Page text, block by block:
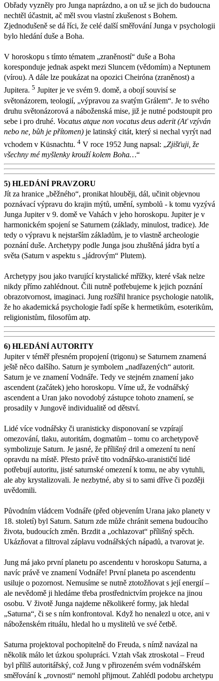
Obřady vyzněly pro Junga naprázdno, a on už se jich do budoucna
nechtěl účastnit, ač měl svou vlastní zkušenost s Bohem.
Zjednodušeně se dá říci, že celé další směřování Junga v psychologii
bylo hledání duše a Boha.
V horoskopu s tímto tématem „zraněností“ duše a Boha
koresponduje jednak aspekt mezi Sluncem (vědomím) a Neptunem
(vírou). A dále lze poukázat na opozici Cheiróna (zraněnost) a
Jupitera. 5 Jupiter je ve svém 9. domě, a obojí souvisí se
světonázorem, teologií, „výpravou za svatým Grálem“. Je to svého
druhu světonázorová a náboženská mise, již je nutné podstoupit pro
sebe i pro druhé. Vocatus atque non vocatus deus aderit (Ať vzýván
nebo ne, bůh je přítomen) je latinský citát, který si nechal vyrýt nad
vchodem v Küsnachtu. 4 V roce 1952 Jung napsal: „Zjišťuji, že
všechny mé myšlenky krouží kolem Boha…“
5) HLEDÁNÍ PRAVZORU
Jít za hranice „běžného“, pronikat hlouběji, dál, učinit objevnou
poznávací výpravu do krajin mýtů, umění, symbolů - k tomu vyzývá
Junga Jupiter v 9. domě ve Vahách v jeho horoskopu. Jupiter je v
harmonickém spojení se Saturnem (základy, minulost, tradice). Jde
tedy o výpravu k nejstarším základům, je to vlastně archeologie
poznání duše. Archetypy podle Junga jsou zhuštěná jádra bytí a
světa (Saturn v aspektu s „jádrovým“ Plutem).
Archetypy jsou jako tvarující krystalické mřížky, které však nelze
nikdy přímo zahlédnout. Čili nutně potřebujeme k jejich poznání
obrazotvornost, imaginaci. Jung rozšířil hranice psychologie natolik,
že ho akademická psychologie řadí spíše k hermetikům, esoterikům,
religionistům, filosofům atp.
6) HLEDÁNÍ AUTORITY
Jupiter v téměř přesném propojení (trigonu) se Saturnem znamená
ještě něco dalšího. Saturn je symbolem „nadřazených“ autorit.
Saturn je ve znamení Vodnáře. Tedy ve stejném znamení jako
ascendent (začátek) jeho horoskopu. Víme už, že vodnářský
ascendent a Uran jako novodobý zástupce tohoto znamení, se
prosadily v Jungově individualitě od dětství.
Lidé více vodnářsky či uranisticky disponovaní se vzpírají
omezování, tlaku, autoritám, dogmatům – tomu co archetypově
symbolizuje Saturn. Je jasné, že přílišný dril a omezení tu není
opravdu na místě. Přesto právě tito vodnářsko-uranističtí lidé
potřebují autoritu, jisté saturnské omezení k tomu, ne aby vytuhli,
ale aby krystalizovali. Je nezbytné, aby si to sami dříve či později
uvědomili.
Původním vládcem Vodnáře (před objevením Urana jako planety v
18. století) byl Saturn. Saturn zde může chránit semena budoucího
života, budoucích změn. Brzdit a „ochlazovat“ přílišný spěch.
Ukázňovat a filtroval záplavu vodnářských nápadů, a tvarovat je.
Jung má jako první planetu po ascendentu v horoskopu Saturna, a
navíc právě ve znamení Vodnáře! První planeta po ascendentu
usiluje o pozornost. Nemusíme se nutně ztotožňovat s její energií –
ale nevědomě ji hledáme třeba prostřednictvím projekce na jinou
osobu. V životě Junga najdeme několikeré formy, jak hledal
„Saturna“, či se s ním konfrontoval. Když ho nenalezl u otce, ani v
náboženském rituálu, hledal ho u myslitelů ve své četbě.
Saturna projektoval pochopitelně do Freuda, s nímž navázal na
několik málo let úzkou spolupráci. Vztah však ztroskotal – Freud
byl příliš autoritářský, což Jung v přirozeném svém vodnářském
směřování k „rovnosti“ nemohl přijmout. Zahlédl podobu archetypu